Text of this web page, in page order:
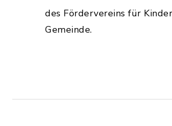
des Fördervereins für
Gemeinde.